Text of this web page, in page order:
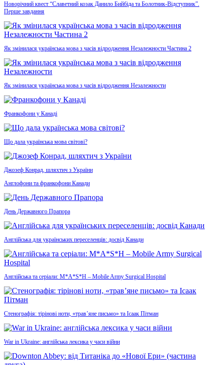
Новорічний квест “Славетний козак Данило Бийбіда та Болотник-Відступник”.
Перше завдання
Як змінилася українська мова з часів відродження Незалежности Частина 2
Як змінилася українська мова з часів відродження Незалежности
Франкофони у Канаді
Що дала українська мова світові?
Джозеф Конрад, шляхтич з України
Англофони та франкофони Канади
День Державного Прапора
Англійська для українських переселенців: досвід Канади
Англійська та серіали: M*A*S*H – Mobile Army Surgical Hospital
Стенографія: тірінові ноти, «трав’яне письмо» та Ісаак Пітман
War in Ukraine: англійська лексика у часи війни